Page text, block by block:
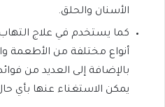
الأسنان والحلق.
كما يستخدم في علاج
أنواع مختلفة من الأطعمة
بالإضافة إلى العديد من
يمكن الاستغناء عنها بأي